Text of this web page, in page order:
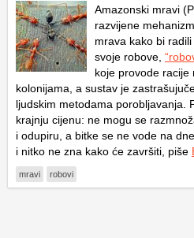
Amazonski mravi (
razvijene
mrava kako bi
svoje robove,
koje provode racije
kolonijama, a sustav je
ljudskim metodama porobljavanja.
krajnju cijenu: ne mogu se
i odupiru, a bitke se ne vode na
i nitko ne zna kako će završiti, piše
mravi robovi